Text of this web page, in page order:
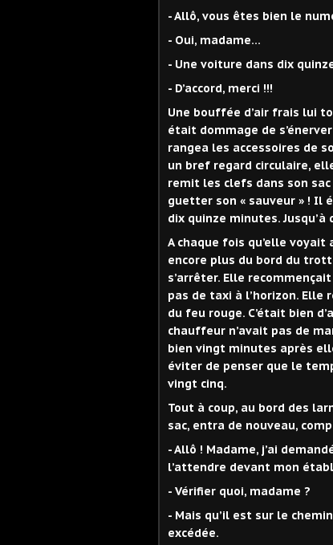
- Allô, vous êtes bien le
- Oui, madame…
- Une voiture dans dix
- D’accord, merci !!!
Une bouffée d’air frais lui
était dommage de
rangea les accessoires de
un bref regard circulaire,
remit les clefs dans son
guetter son « sauveur » ! Il
dix quinze minutes.
A chaque fois qu’elle
encore plus du bord du
s’arrêter. Elle
pas de taxi à l’horizon. Elle
du feu rouge. C’était bien
chauffeur n’avait pas de
bien vingt minutes après
éviter de penser que le
vingt cinq.
Tout à coup, au bord des
sac, entra de nouveau,
- Allô ! Madame, j’ai
l’attendre devant mon
- Vérifier quoi, madame ?
- Mais qu’il est sur le
excédée.